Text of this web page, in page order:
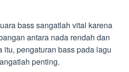
bass sangatlah vital karena
antara nada rendah dan
itu, pengaturan bass pada lagu
penting.